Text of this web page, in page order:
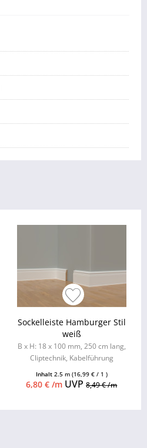
Sockelleiste Hamburger Stil
weiß
B x H: 18 x 100 mm, 250 cm lang,
Cliptechnik, Kabelführung
Zubehör...
Inhalt 2.5 m (16,99 € / 1 )
6,80 € /m UVP8,49 € /m